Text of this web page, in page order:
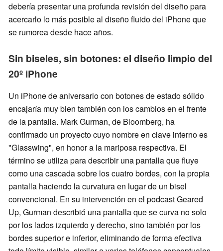
debería presentar una profunda revisión del diseño para
acercarlo lo más posible al diseño fluido del iPhone que
se rumorea desde hace años.
Sin biseles, sin botones: el diseño limpio del
20º iPhone
Un iPhone de aniversario con botones de estado sólido
encajaría muy bien también con los cambios en el frente
de la pantalla. Mark Gurman, de Bloomberg, ha
confirmado un proyecto cuyo nombre en clave interno es
"Glasswing", en honor a la mariposa respectiva. El
término se utiliza para describir una pantalla que fluye
como una cascada sobre los cuatro bordes, con la propia
pantalla haciendo la curvatura en lugar de un bisel
convencional. En su intervención en el podcast Geared
Up, Gurman describió una pantalla que se curva no solo
por los lados izquierdo y derecho, sino también por los
bordes superior e inferior, eliminando de forma efectiva